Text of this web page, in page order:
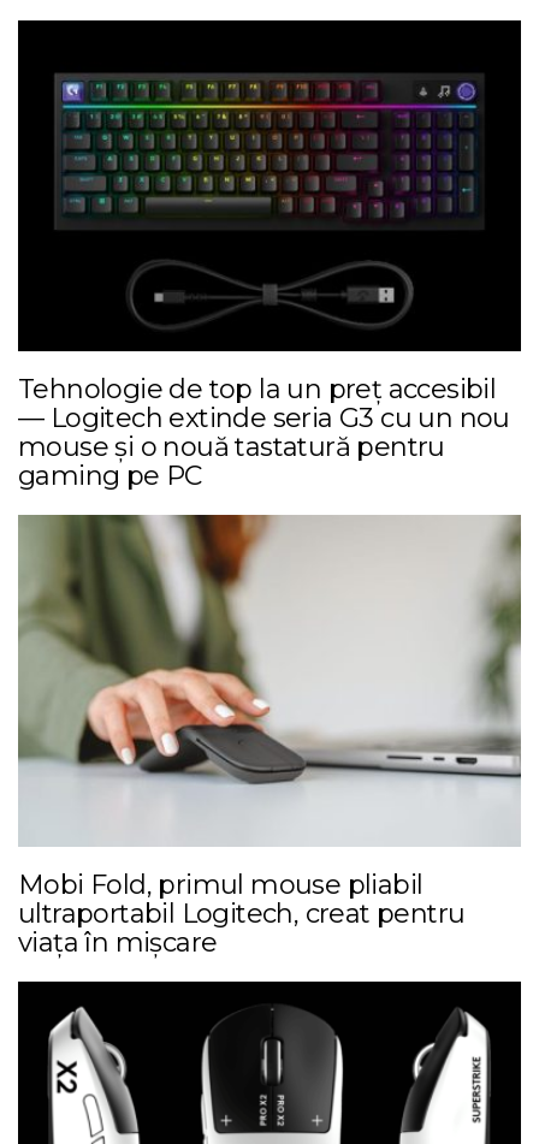
Tehnologie de top la un preț accesibil
— Logitech extinde seria G3 cu un nou
mouse și o nouă tastatură pentru
gaming pe PC
Mobi Fold, primul mouse pliabil
ultraportabil Logitech, creat pentru
viața în mișcare